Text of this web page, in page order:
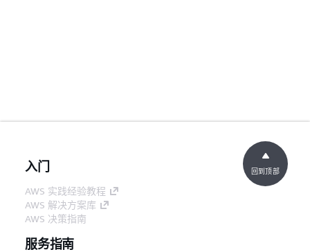
入门
AWS 实践经验教程
AWS 解决方案库
AWS 决策指南
服务指南
回到顶部